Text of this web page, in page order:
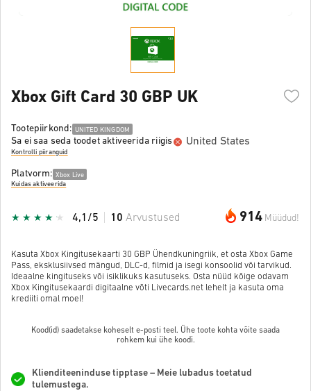
Xbox Gift Card 30 GBP UK
Tootepiirkond: UNITED KINGDOM
Sa ei saa seda toodet aktiveerida riigis United States
Kontrolli piiranguid
Platvorm: Xbox Live
Kuidas aktiveerida
914 Müüdud!
4,1/5 10 Arvustused
Kasuta Xbox Kingitusekaarti 30 GBP Ühendkuningriik, et osta Xbox Game
Pass, eksklusiivsed mängud, DLC-d, filmid ja isegi konsoolid või tarvikud.
Ideaalne kingituseks või isiklikuks kasutuseks. Osta nüüd kõige odavam
Xbox Kingitusekaardi digitaalne võti Livecards.net lehelt ja kasuta oma
krediiti omal moel!
Kood(id) saadetakse koheselt e-posti teel. Ühe toote kohta võite saada
rohkem kui ühe koodi.
Klienditeeninduse tipptase – Meie lubadus toetatud
tulemustega.